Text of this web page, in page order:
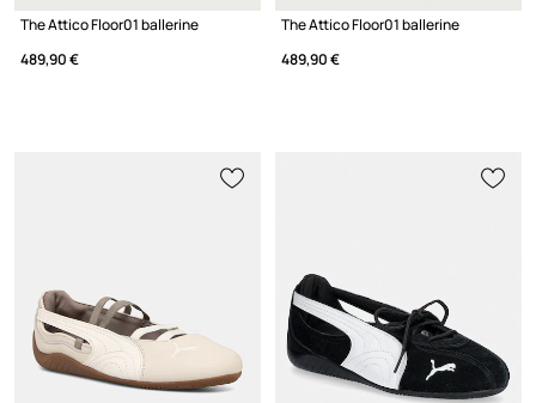
The Attico Floor01 ballerine
489,90 €
The Attico Floor01 ballerine
489,90 €